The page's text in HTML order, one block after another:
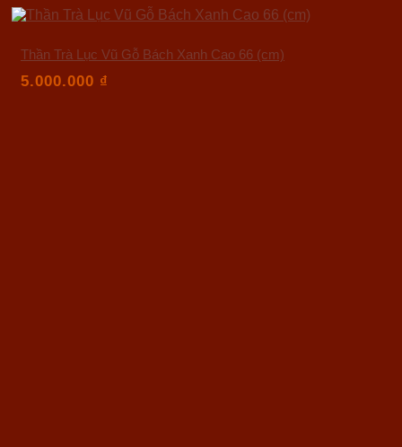
Thần Trà Lục Vũ Gỗ Bách Xanh Cao 66 (cm)
5.000.000 ₫